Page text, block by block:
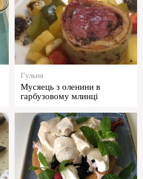
Гульня
Мусяець з оленини в
гарбузовому млинці